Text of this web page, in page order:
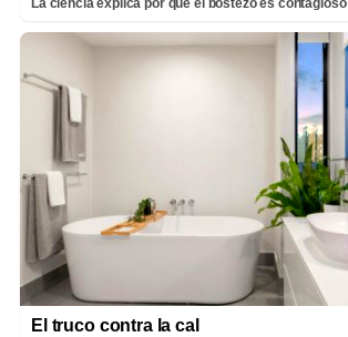
La ciencia explica por qué el bostezo es contagioso
El truco contra la cal